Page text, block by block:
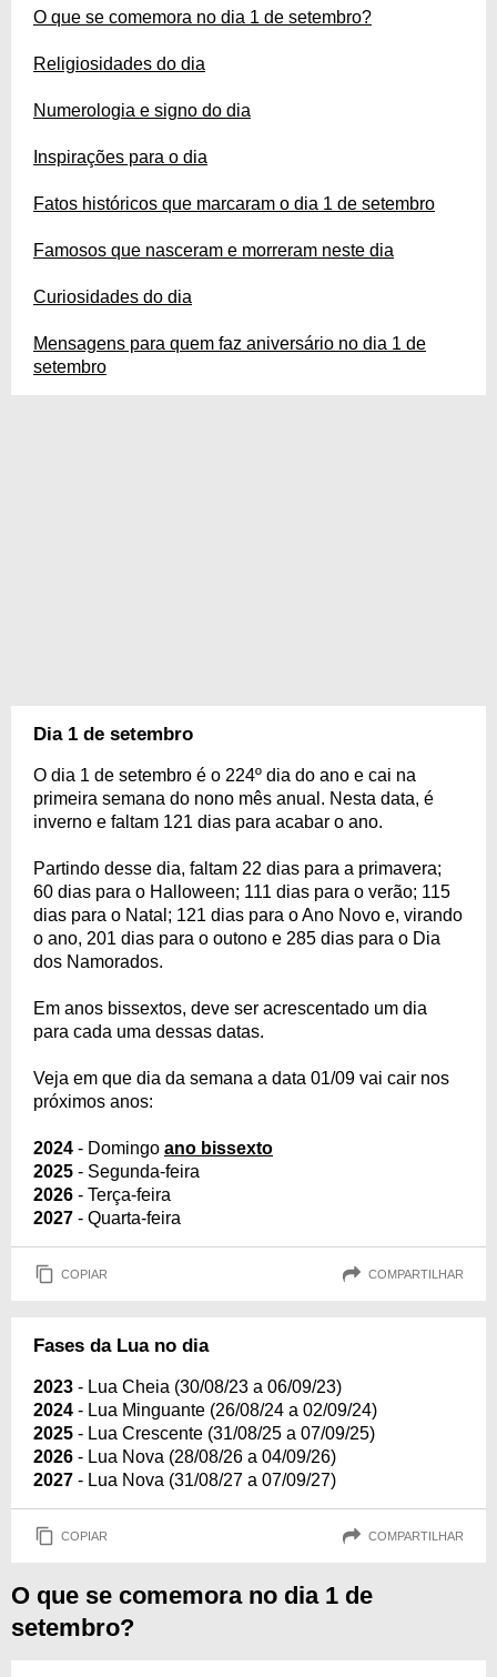
O que se comemora no dia 1 de setembro?
Religiosidades do dia
Numerologia e signo do dia
Inspirações para o dia
Fatos históricos que marcaram o dia 1 de setembro
Famosos que nasceram e morreram neste dia
Curiosidades do dia
Mensagens para quem faz aniversário no dia 1 de
setembro
Dia 1 de setembro
O dia 1 de setembro é o 224º dia do ano e cai na
primeira semana do nono mês anual. Nesta data, é
inverno e faltam 121 dias para acabar o ano.
Partindo desse dia, faltam 22 dias para a primavera;
60 dias para o Halloween; 111 dias para o verão; 115
dias para o Natal; 121 dias para o Ano Novo e, virando
o ano, 201 dias para o outono e 285 dias para o Dia
dos Namorados.
Em anos bissextos, deve ser acrescentado um dia
para cada uma dessas datas.
Veja em que dia da semana a data 01/09 vai cair nos
próximos anos:
2024 - Domingo ano bissexto
2025 - Segunda-feira
2026 - Terça-feira
2027 - Quarta-feira
COPIAR COMPARTILHAR
Fases da Lua no dia
2023 - Lua Cheia (30/08/23 a 06/09/23)
2024 - Lua Minguante (26/08/24 a 02/09/24)
2025 - Lua Crescente (31/08/25 a 07/09/25)
2026 - Lua Nova (28/08/26 a 04/09/26)
2027 - Lua Nova (31/08/27 a 07/09/27)
COPIAR COMPARTILHAR
O que se comemora no dia 1 de
setembro?